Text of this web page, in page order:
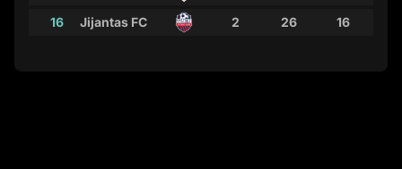
16
Jijantas FC 2 26 16